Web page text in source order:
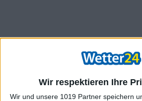
Wir respektieren Ihre
Wir und unsere 1019 Partner speichern